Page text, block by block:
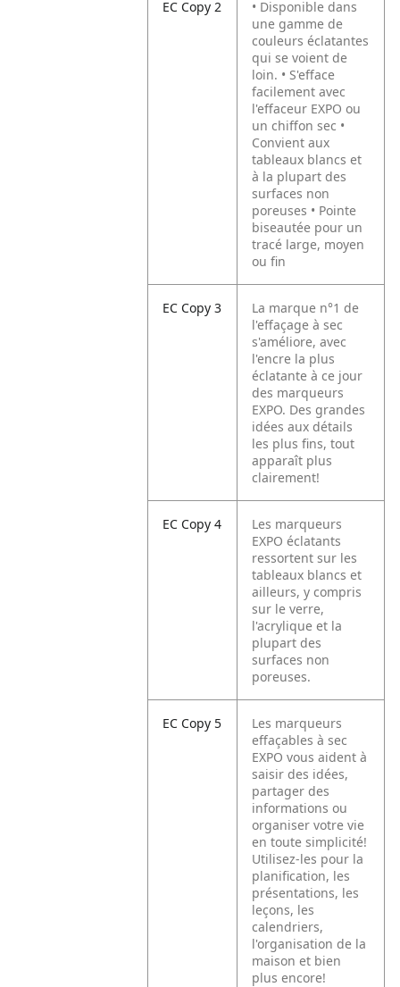
EC Copy 2
• Disponible dans
une gamme de
couleurs éclatantes
qui se voient de
loin. • S'efface
facilement avec
l'effaceur EXPO ou
un chiffon sec •
Convient aux
tableaux blancs et
à la plupart des
surfaces non
poreuses • Pointe
biseautée pour un
tracé large, moyen
ou fin
EC Copy 3
La marque n°1 de
l'effaçage à sec
s'améliore, avec
l'encre la plus
éclatante à ce jour
des marqueurs
EXPO. Des grandes
idées aux détails
les plus fins, tout
apparaît plus
clairement!
EC Copy 4
Les marqueurs
EXPO éclatants
ressortent sur les
tableaux blancs et
ailleurs, y compris
sur le verre,
l'acrylique et la
plupart des
surfaces non
poreuses.
EC Copy 5
Les marqueurs
effaçables à sec
EXPO vous aident à
saisir des idées,
partager des
informations ou
organiser votre vie
en toute simplicité!
Utilisez-les pour la
planification, les
présentations, les
leçons, les
calendriers,
l'organisation de la
maison et bien
plus encore!